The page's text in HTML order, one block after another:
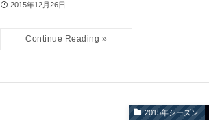
2015年12月26日
2015年シーズン